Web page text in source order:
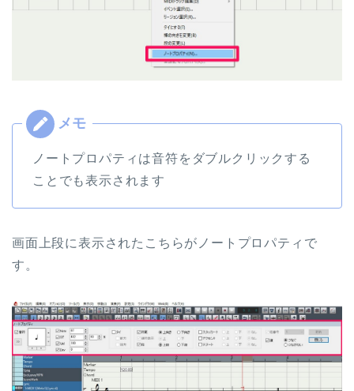
ノートプロパティは音符をダブルクリックする
ことでも表示されます
画面上段に表示されたこちらがノートプロパティで
す。